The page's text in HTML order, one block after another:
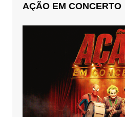
AÇÃO EM CONCERTO